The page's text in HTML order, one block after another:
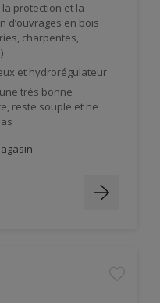
protection et la
d’ouvrages en bois
charpentes,
et hydrorégulateur
très bonne
reste souple et ne